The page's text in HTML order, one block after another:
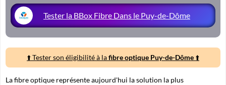
Tester la BBox Fibre Dans le Puy-de-Dôme
⬆️ Tester son éligibilité à lafibre optique Puy-de-Dôme ⬆️
La fibre optique représente aujourd'hui la solution la plus